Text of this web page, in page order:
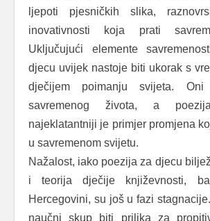
ljepoti pjesničkih slika,
inovativnosti koja prati
Uključujući elemente
djecu uvijek nastoje biti ukorak s
dječijem poimanju svijeta.
savremenog života, a
najeklatantniji je primjer promjena
u savremenom svijetu.
Nažalost, iako poezija za djecu
i teorija dječije književnosti,
Hercegovini, su još u fazi
naučni skup biti prilika za